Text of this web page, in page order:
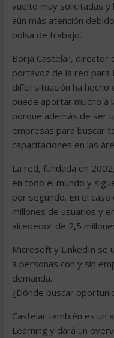
vuelto muy solicitadas y
aún más atención
bolsa de trabajo.
Borja Castelar, director
portavoz de la red para
difícil situación ha
puede aportar mucho a
porque además de ser
empresas para buscar
capacitaciones en las
La red, fundada en
en todo el mundo y
por segundo. En el
millones de usuarios y
alrededor de 2,5
Microsoft y LinkedIn se
a personas con y sin
demanda.
¿Dónde buscar
Castelar también es un
Learning y dará un